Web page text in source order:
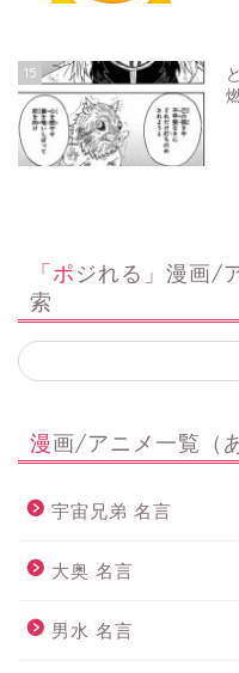
15
「ポジれる」漫画/アニメ・キャラ・セリフ 検
索
漫画/アニメ一覧（
宇宙兄弟 名言
大奥 名言
男水 名言